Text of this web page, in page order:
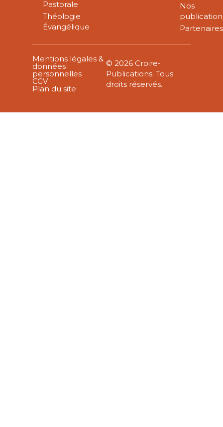
Pastorale
Théologie
Évangélique
Nos
Partenaires
Mentions légales &
données
personnelles
CGV
Plan du site
© 2026 Croire-
Publications. Tous
droits réservés.